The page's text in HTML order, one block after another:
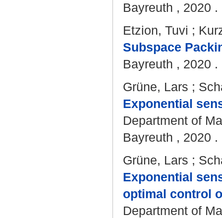
Bayreuth , 2020 .
Etzion, Tuvi ;
Subspace
Bayreuth , 2020 .
Grüne, Lars ;
Exponential
Department of
Bayreuth , 2020 .
Grüne, Lars ;
Exponential
optimal control
Department of